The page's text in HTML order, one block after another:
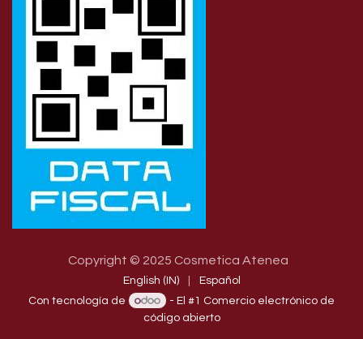
Copyright © 2025 Cosmetica Atenea
English (IN)
Español
Con tecnología de
- El #1 Comercio electrónico de
código abierto